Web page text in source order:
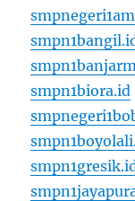
smpn1biora.id